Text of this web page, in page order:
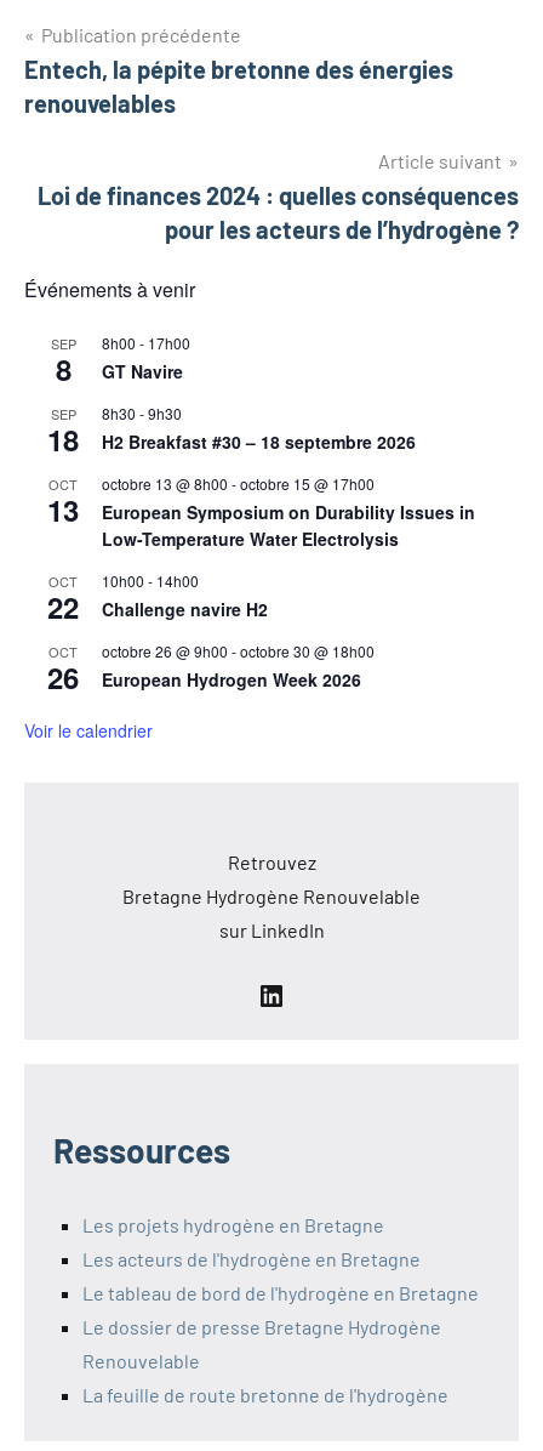
Navigation
de
Publication précédente
Entech, la pépite bretonne des énergies
renouvelables
Article suivant
Loi de finances 2024 : quelles conséquences
pour les acteurs de l’hydrogène ?
Événements à venir
SEP
8
8h00 - 17h00
GT Navire
SEP
18
8h30 -9h30
H2 Breakfast #30 – 18 septembre 2026
OCT
13
octobre 13 @ 8h00 -octobre 15 @ 17h00
European Symposium on Durability Issues in
Low-Temperature Water Electrolysis
OCT
22
10h00 - 14h00
Challenge navire H2
OCT
26
octobre 26 @ 9h00 -octobre 30 @ 18h00
European Hydrogen Week 2026
Voir le calendrier
Retrouvez
Bretagne Hydrogène Renouvelable
sur LinkedIn
LinkedIn
Ressources
Les projets hydrogène en Bretagne
Les acteurs de l'hydrogène en Bretagne
Le tableau de bord de l'hydrogène en Bretagne
Le dossier de presse Bretagne Hydrogène
Renouvelable
La feuille de route bretonne de l'hydrogène